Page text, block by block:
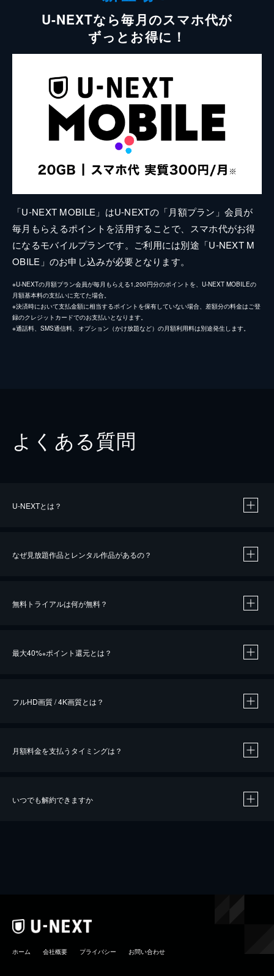
U-NEXTなら毎月のスマホ代が
ずっとお得に！
「U-NEXT MOBILE」はU-NEXTの「月額プラン」会員が
毎月もらえるポイントを活用することで、スマホ代がお得
になるモバイルプランです。ご利用には別途「U-NEXT M
OBILE」のお申し込みが必要となります。
※U-NEXTの月額プラン会員が毎月もらえる1,200円分のポイントを、U-NEXT MOBILEの
月額基本料の支払いに充てた場合。
※決済時において支払金額に相当するポイントを保有していない場合、差額分の料金はご登
録のクレジットカードでのお支払いとなります。
※通話料、SMS通信料、オプション（かけ放題など）の月額利用料は別途発生します。
よくある質問
U-NEXTとは？
なぜ見放題作品とレンタル作品があるの？
無料トライアルは何が無料？
最大40%※ポイント還元とは？
※40％ポイント還元の対象は、クレジットカード決済による作品の購入 / レンタルです。
フルHD画質 / 4K画質とは？
月額料金を支払うタイミングは？
いつでも解約できますか
ホーム 会社概要 プライバシー お問い合わせ